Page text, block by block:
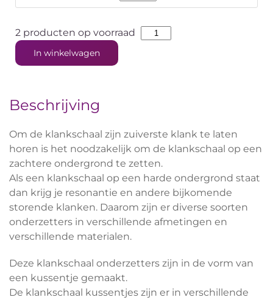
2 producten op voorraad
In winkelwagen
Beschrijving
Om de klankschaal zijn zuiverste klank te laten
horen is het noodzakelijk om de klankschaal op een
zachtere ondergrond te zetten.
Als een klankschaal op een harde ondergrond staat
dan krijg je resonantie en andere bijkomende
storende klanken. Daarom zijn er diverse soorten
onderzetters in verschillende afmetingen en
verschillende materialen.
Deze klankschaal onderzetters zijn in de vorm van
een kussentje gemaakt.
De klankschaal kussentjes zijn er in verschillende